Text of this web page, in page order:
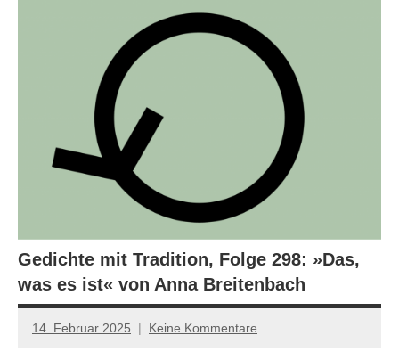
Gedichte mit Tradition, Folge 298: »Das,
was es ist« von Anna Breitenbach
14. Februar 2025
Jan-
Keine Kommentare